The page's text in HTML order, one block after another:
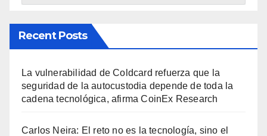
Recent Posts
La vulnerabilidad de Coldcard refuerza que la
seguridad de la autocustodia depende de toda la
cadena tecnológica, afirma CoinEx Research
Carlos Neira: El reto no es la tecnología, sino el